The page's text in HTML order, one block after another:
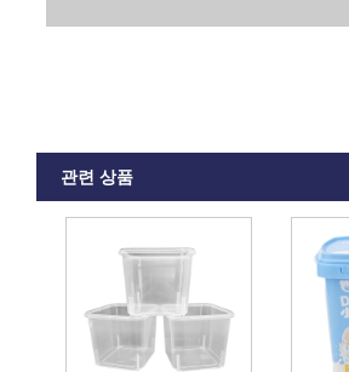
관련 상품